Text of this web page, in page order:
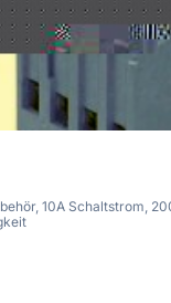
10A Schaltstrom,